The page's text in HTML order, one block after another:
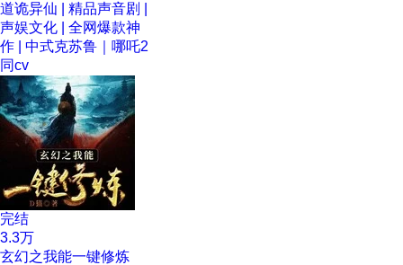
道诡异仙 | 精品声音剧 |
声娱文化 | 全网爆款神
作 | 中式克苏鲁｜哪吒2
同cv
完结
3.3万
玄幻之我能一键修炼